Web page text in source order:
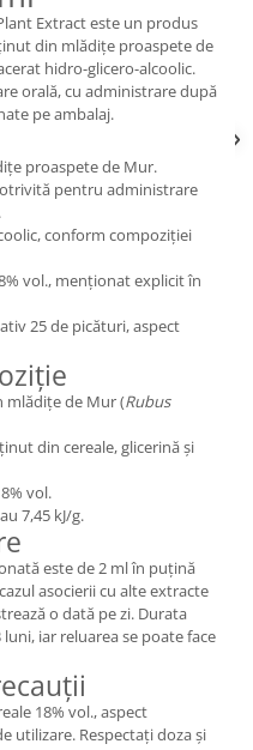
Extract este un produs
din mlădițe proaspete de
hidro-glicero-alcoolic.
orală, cu administrare după
pe ambalaj.
proaspete de Mur.
pentru administrare
conform compoziției
vol., menționat explicit în
25 de picături, aspect
mlădițe de Mur (Rubus
din cereale, glicerină și
vol.
7,45 kJ/g.
este de 2 ml în puțină
asocierii cu alte extracte
o dată pe zi. Durata
iar reluarea se poate face
18% vol., aspect
utilizare. Respectați doza și